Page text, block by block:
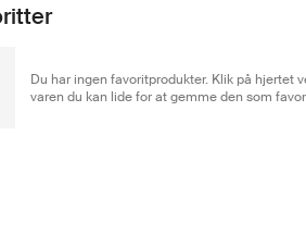
Du har ingen favoritprodukter. Klik på hjertet
varen du kan lide for at gemme den som